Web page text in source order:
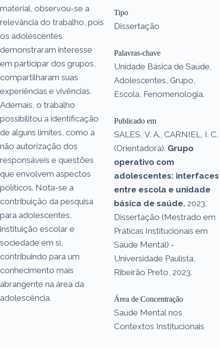
material, observou-se a
relevância do trabalho, pois
os adolescentes
demonstraram interesse
em participar dos grupos,
compartilharam suas
experiências e vivências.
Ademais, o trabalho
possibilitou a identificação
de alguns limites, como a
não autorização dos
responsáveis e questões
que envolvem aspectos
políticos. Nota-se a
contribuição da pesquisa
para adolescentes,
instituição escolar e
sociedade em si,
contribuindo para um
conhecimento mais
abrangente na área da
adolescência.
Tipo
Dissertação
Palavras-chave
Unidade Básica de Saúde,
Adolescentes, Grupo,
Escola, Fenomenologia.
Publicado em
SALES, V. A., CARNIEL, I. C.
(Orientadora). Grupo
operativo com
adolescentes: interfaces
entre escola e unidade
básica de saúde. 2023.
Dissertação (Mestrado em
Práticas Institucionais em
Saúde Mental) -
Universidade Paulista,
Ribeirão Preto, 2023.
Área de Concentração
Saúde Mental nos
Contextos Institucionais